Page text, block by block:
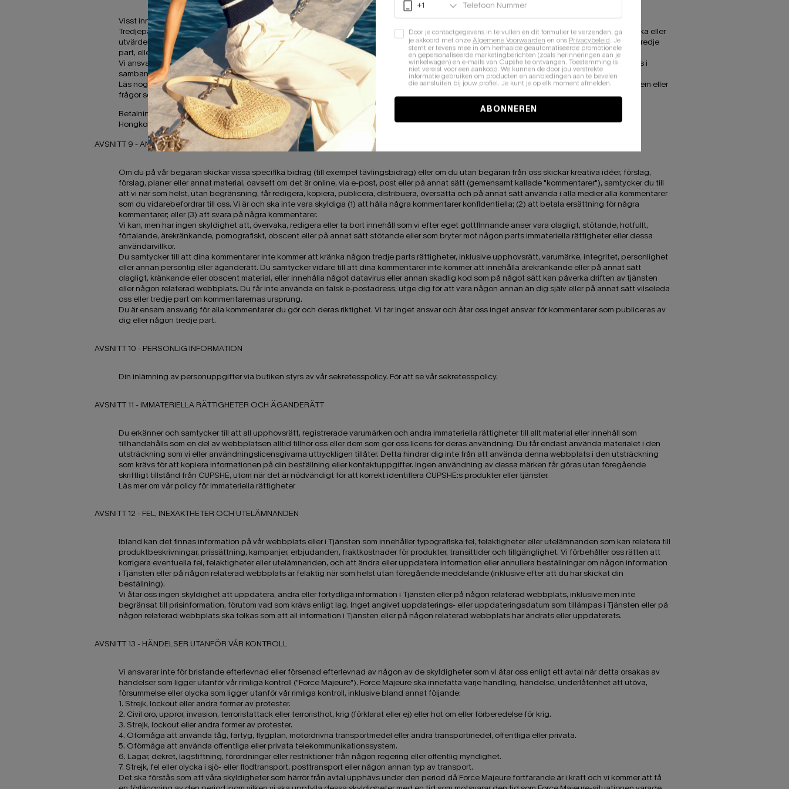
Visst innehåll, produkter och tjänster som är tillgängliga via vår tjänst kan innehålla material från tredje part.
Tredjepartslänkar på denna webbplats kan leda dig till tredjepartswebbplatser som inte är anslutna till oss. Vi är inte ansvariga för att undersöka eller
utvärdera innehållet eller riktigheten och vi garanterar inte och kommer inte att ha något ansvar eller ansvar för material eller webbplatser från tredje
part, eller för något annat material, produkter eller tjänster från tredje part.
Vi ansvarar inte för eventuella skador i samband med köp eller användning av varor, tjänster, resurser, innehåll eller andra transaktioner som görs i
samband med tredje parts webbplatser.
Läs noggrant igenom tredje partens policy och praxis och se till att du förstår dem innan du genomför en transaktion. Klagomål, anspråk, problem eller
frågor som rör produkter från tredje part ska riktas till den tredje parten.
Betalningen hanterades av Cupshe (SET SAIL LIMITED, adress: Rum 2, 3:e våningen, Ruby Commercial Building, 480 Nathan Road, Kowloon,
Hongkong). Dessa användarvillkor regleras av svensk lag.
AVSNITT 9 - ANVÄNDARKOMMENTARER, FEEDBACK OCH ANDRA INLAGOR
Om du på vår begäran skickar vissa specifika bidrag (till exempel tävlingsbidrag) eller om du utan begäran från oss skickar kreativa idéer, förslag,
förslag, planer eller annat material, oavsett om det är online, via e-post, post eller på annat sätt (gemensamt kallade "kommentarer"), samtycker du till
att vi när som helst, utan begränsning, får redigera, kopiera, publicera, distribuera, översätta och på annat sätt använda i alla medier alla kommentarer
som du vidarebefordrar till oss. Vi är och ska inte vara skyldiga (1) att hålla några kommentarer konfidentiella; (2) att betala ersättning för några
kommentarer; eller (3) att svara på några kommentarer.
Vi kan, men har ingen skyldighet att, övervaka, redigera eller ta bort innehåll som vi efter eget gottfinnande anser vara olagligt, stötande, hotfullt,
förtalande, ärekränkande, pornografiskt, obscent eller på annat sätt stötande eller som bryter mot någon parts immateriella rättigheter eller dessa
användarvillkor.
Du samtycker till att dina kommentarer inte kommer att kränka någon tredje parts rättigheter, inklusive upphovsrätt, varumärke, integritet, personlighet
eller annan personlig eller äganderätt. Du samtycker vidare till att dina kommentarer inte kommer att innehålla ärekränkande eller på annat sätt
olagligt, kränkande eller obscent material, eller innehålla något datavirus eller annan skadlig kod som på något sätt kan påverka driften av tjänsten
eller någon relaterad webbplats. Du får inte använda en falsk e-postadress, utge dig för att vara någon annan än dig själv eller på annat sätt vilseleda
oss eller tredje part om kommentarernas ursprung.
Du är ensam ansvarig för alla kommentarer du gör och deras riktighet. Vi tar inget ansvar och åtar oss inget ansvar för kommentarer som publiceras av
dig eller någon tredje part.
AVSNITT 10 - PERSONLIG INFORMATION
Din inlämning av personuppgifter via butiken styrs av vår sekretesspolicy. För att se vår sekretesspolicy.
AVSNITT 11 - IMMATERIELLA RÄTTIGHETER OCH ÄGANDERÄTT
Du erkänner och samtycker till att all upphovsrätt, registrerade varumärken och andra immateriella rättigheter till allt material eller innehåll som
tillhandahålls som en del av webbplatsen alltid tillhör oss eller dem som ger oss licens för deras användning. Du får endast använda materialet i den
utsträckning som vi eller användningslicensgivarna uttryckligen tillåter. Detta hindrar dig inte från att använda denna webbplats i den utsträckning
som krävs för att kopiera informationen på din beställning eller kontaktuppgifter. Ingen användning av dessa märken får göras utan föregående
skriftligt tillstånd från CUPSHE, utom när det är nödvändigt för att korrekt identifiera CUPSHE:s produkter eller tjänster.
Läs mer om vår policy för immateriella rättigheter
AVSNITT 12 - FEL, INEXAKTHETER OCH UTELÄMNANDEN
Ibland kan det finnas information på vår webbplats eller i Tjänsten som innehåller typografiska fel, felaktigheter eller utelämnanden som kan relatera till
produktbeskrivningar, prissättning, kampanjer, erbjudanden, fraktkostnader för produkter, transittider och tillgänglighet. Vi förbehåller oss rätten att
korrigera eventuella fel, felaktigheter eller utelämnanden, och att ändra eller uppdatera information eller annullera beställningar om någon information
i Tjänsten eller på någon relaterad webbplats är felaktig när som helst utan föregående meddelande (inklusive efter att du har skickat din
beställning).
Vi åtar oss ingen skyldighet att uppdatera, ändra eller förtydliga information i Tjänsten eller på någon relaterad webbplats, inklusive men inte
begränsat till prisinformation, förutom vad som krävs enligt lag. Inget angivet uppdaterings- eller uppdateringsdatum som tillämpas i Tjänsten eller på
någon relaterad webbplats ska tolkas som att all information i Tjänsten eller på någon relaterad webbplats har ändrats eller uppdaterats.
AVSNITT 13 - HÄNDELSER UTANFÖR VÅR KONTROLL
Vi ansvarar inte för bristande efterlevnad eller försenad efterlevnad av någon av de skyldigheter som vi åtar oss enligt ett avtal när detta orsakas av
händelser som ligger utanför vår rimliga kontroll ("Force Majeure"). Force Majeure ska innefatta varje handling, händelse, underlåtenhet att utöva,
försummelse eller olycka som ligger utanför vår rimliga kontroll, inklusive bland annat följande:
1. Strejk, lockout eller andra former av protester.
2. Civil oro, uppror, invasion, terroristattack eller terroristhot, krig (förklarat eller ej) eller hot om eller förberedelse för krig.
3. Strejk, lockout eller andra former av protester.
4. Oförmåga att använda tåg, fartyg, flygplan, motordrivna transportmedel eller andra transportmedel, offentliga eller privata.
5. Oförmåga att använda offentliga eller privata telekommunikationssystem.
6. Lagar, dekret, lagstiftning, förordningar eller restriktioner från någon regering eller offentlig myndighet.
7. Strejk, fel eller olycka i sjö- eller flodtransport, posttransport eller någon annan typ av transport.
Det ska förstås som att våra skyldigheter som härrör från avtal upphävs under den period då Force Majeure fortfarande är i kraft och vi kommer att få
Door je contactgegevens in te vullen en dit formulier te verzenden, ga
je akkoord met onzeAlgemene Voorwaarden en ons Privacybeleid. Je
stemt er tevens mee in om herhaalde geautomatiseerde promotionele
en gepersonaliseerde marketingberichten (zoals herinneringen aan je
winkelwagen) en e-mails van Cupshe te ontvangen. Toestemming is
niet vereist voor een aankoop. We kunnen de door jou verstrekte
informatie gebruiken om producten en aanbiedingen aan te bevelen
die aansluiten bij jouw profiel. Je kunt je op elk moment afmelden.
ABONNEREN